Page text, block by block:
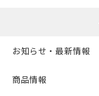
お知らせ・最新情報
商品情報